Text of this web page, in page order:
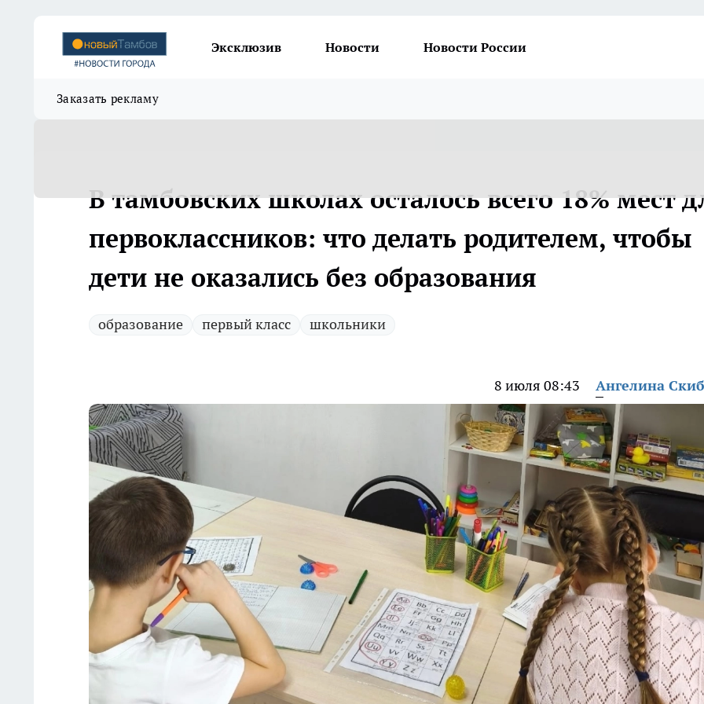
Эксклюзив Новости Новости России
Заказать рекламу
В тамбовских школах осталось всего 18% мест
первоклассников: что делать родителем, чтобы
дети не оказались без образования
образование первый класс школьники
8 июля 08:43 Ангелина